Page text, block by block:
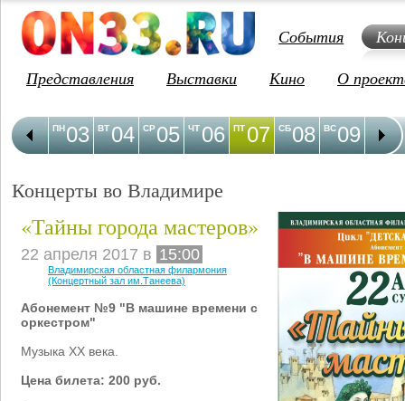
События
Представления
Выставки Кино О
03
ПН 04
ВТ 05
СР 06
ЧТ 07
ПТ 08
СБ 09
ВС 10
ПН
Концерты во Владимире
«Тайны города мастеров»
22 апреля 2017 в 15:00
Владимирская областная филармония
(Концертный зал им.Танеева)
Абонемент №9 "В машине времени с
оркестром"
Музыка XX века.
Цена билета: 200 руб.